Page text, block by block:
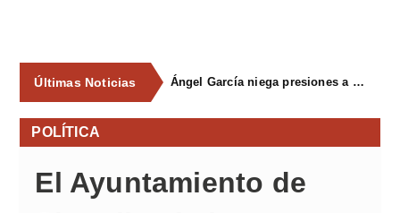
Últimas Noticias Ángel García niega presiones a comercios y asegura que el Ayuntamiento cumple "de manera muy rigurosa" la Ley de Contratos
POLÍTICA
El Ayuntamiento de